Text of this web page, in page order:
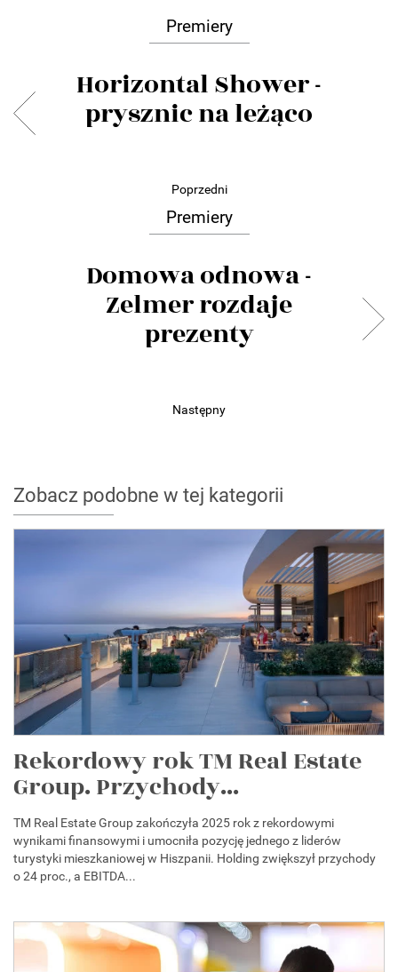
Premiery
Horizontal Shower -
prysznic na leżąco
Poprzedni
Premiery
Domowa odnowa -
Zelmer rozdaje
prezenty
Następny
Zobacz podobne w tej kategorii
Rekordowy rok TM Real Estate
Group. Przychody...
TM Real Estate Group zakończyła 2025 rok z rekordowymi
wynikami finansowymi i umocniła pozycję jednego z liderów
turystyki mieszkaniowej w Hiszpanii. Holding zwiększył przychody
o 24 proc., a EBITDA...